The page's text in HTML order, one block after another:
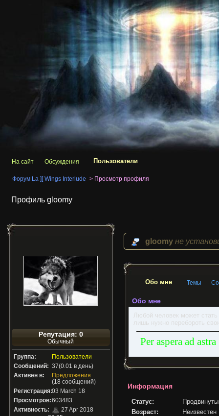
На сайт Обсуждения Пользователи
Форум La ][ Wings Interlude > Просмотр профиля
Профиль gloomy
Репутация: 0
Обычный
Группа:
Пользователи
Сообщений: 37(0.01 в день)
Активен в:
Предложения
(18 сообщений)
Регистрация:03 March 18
Просмотров:603483
Активность:
27 Apr 2018
gloomy не
Обо мне Темы
Обо мне
Любой человек может
лишь нужно перебороть
Per aspera ad astra
Информация
Статус:
Возраст:
Неизвестен